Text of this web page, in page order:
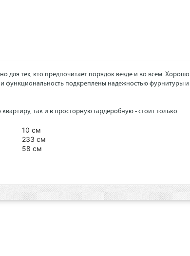
для тех, кто предпочитает порядок везде и во всем. Хорошо
функциональность подкреплены надежностью фурнитуры и
так и в просторную гардеробную - стоит только
10 см
233 см
58 см